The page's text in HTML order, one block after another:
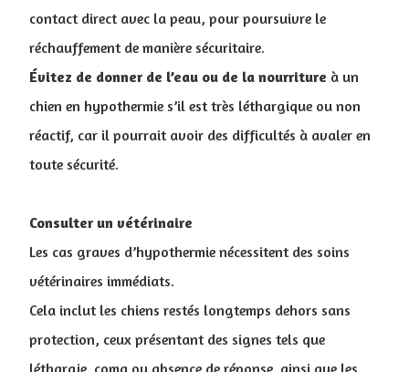
contact direct avec la peau, pour poursuivre le
réchauffement de manière sécuritaire.
Évitez de donner de l’eau ou de la nourriture à un
chien en hypothermie s’il est très léthargique ou non
réactif, car il pourrait avoir des difficultés à avaler en
toute sécurité.
Consulter un vétérinaire
Les cas graves d’hypothermie nécessitent des soins
vétérinaires immédiats.
Cela inclut les chiens restés longtemps dehors sans
protection, ceux présentant des signes tels que